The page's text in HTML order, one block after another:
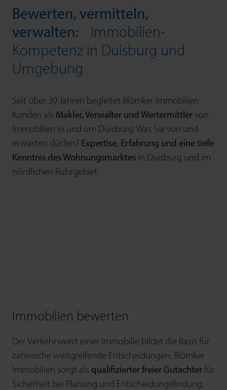
Bewerten, vermitteln,
verwalten: Immobilien-
Kompetenz in Duisburg und
Umgebung
Seit über 30 Jahren begleitet Blömker Immobilien
Kunden als Makler, Verwalter und Wert­ermittler von
Immobilien in und um Duisburg. Was Sie von und
erwarten dürfen? Expertise, Erfahrung und eine tiefe
Kenntnis des Wohnungsmarktes in Duisburg und im
nördlichen Ruhrgebiet.
Immobilien bewerten
Der Verkehrswert einer Immobilie bildet die Basis für
zahl­reiche weit­greifende Ent­scheidungen. Blömker
Immobilien sorgt als quali­fizierter freier Gutachter für
Sicherheit bei Planung und Entscheidungsfindung.